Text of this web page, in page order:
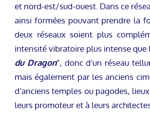
et nord-est/sud-ouest. Dans ce
ainsi formées pouvant prendre la
deux réseaux soient plus
intensité vibratoire plus intense que
du Dragon”, donc d’un réseau
mais également par les anciens
d’anciens temples ou pagodes,
leurs promoteur et à leurs